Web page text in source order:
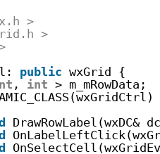
>
>
public wxGrid {
, int > m_mRowData;
DrawRowLabel(wxDC&